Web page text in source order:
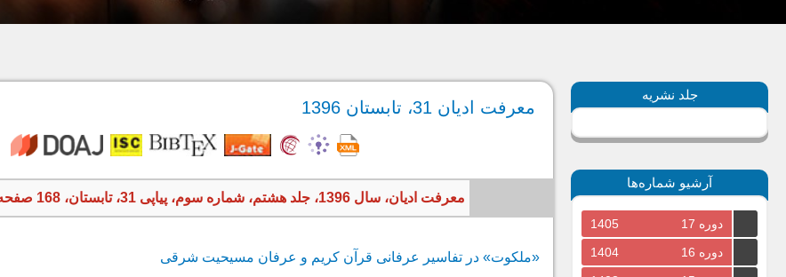
جلد نشریه
آرشیو شماره‌ها
دوره 17
1405
دوره 16
1404
معرفت ادیان 31، تابستان 1396
معرفت ادیان، سال 1396، جلد هشتم، شماره سوم، پیاپی 31، تابستان، 168 صفحه
«ملکوت» در تفاسیر عرفانی قرآن کریم و عرفان مسیحیت شرقی